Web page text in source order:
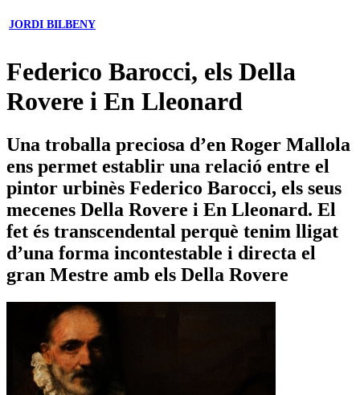
JORDI BILBENY
Federico Barocci, els Della
Rovere i En Lleonard
Una troballa preciosa d’en Roger Mallola
ens permet establir una relació entre el
pintor urbinès Federico Barocci, els seus
mecenes Della Rovere i En Lleonard. El
fet és transcendental perquè tenim lligat
d’una forma incontestable i directa el
gran Mestre amb els Della Rovere